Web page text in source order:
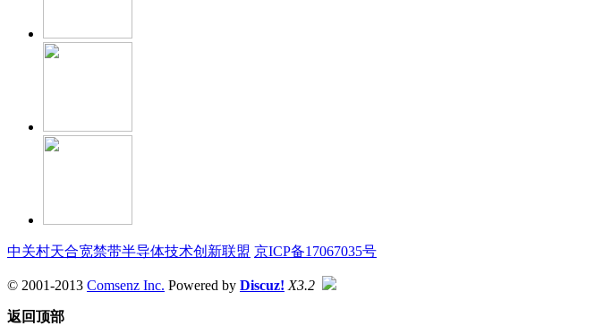
中关村天合宽禁带半导体技术创新联盟 京ICP备17067035号
© 2001-2013 Comsenz Inc. Powered by Discuz! X3.2
返回顶部